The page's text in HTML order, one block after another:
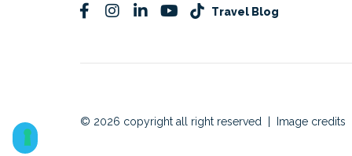
Travel Blog
© 2026 copyright all right reserved Image credits